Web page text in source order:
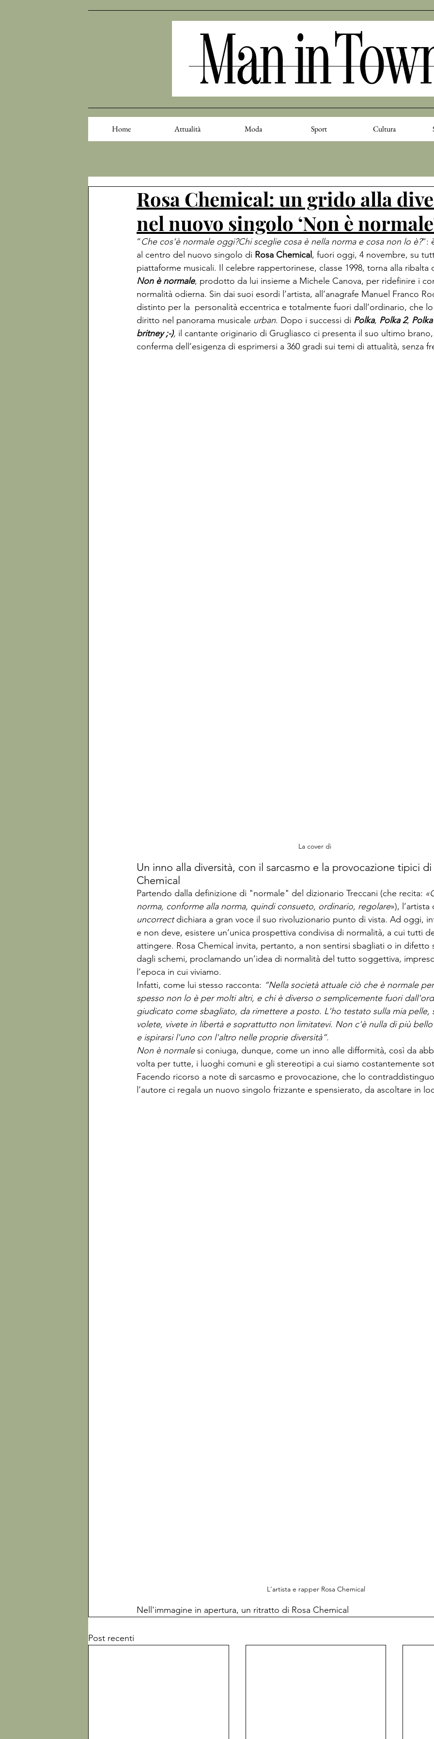
Home Attualità Moda Sport Cultura
Rosa Chemical: un grido alla
nel nuovo singolo ‘Non è
“Che cos’è normale oggi?Chi sceglie cosa è nella norma e cosa non lo è?”:
al centro del nuovo singolo di Rosa Chemical , fuori oggi, 4 novembre, su
piattaforme musicali. Il celebre rappertorinese, classe 1998, torna alla
Non è normale, prodotto da lui insieme a Michele Canova, per ridefinire i
normalità odierna. Sin dai suoi esordi l’artista, all’anagrafe Manuel Franco
distinto per la  personalità eccentrica e totalmente fuori dall’ordinario, che
diritto nel panorama musicale urban. Dopo i successi di Polka, Polka 2,
britney ;-), il cantante originario di Grugliasco ci presenta il suo ultimo
conferma dell’esigenza di esprimersi a 360 gradi sui temi di attualità, senza
La cover di
Un inno alla diversità, con il sarcasmo e la provocazione tipici
Chemical
Partendo dalla definizione di "normale" del dizionario Treccani (che recita:
norma, conforme alla norma, quindi consueto, ordinario, regolare»),
uncorrect dichiara a gran voce il suo rivoluzionario punto di vista. Ad oggi,
e non deve, esistere un’unica prospettiva condivisa di normalità, a cui tutti
attingere. Rosa Chemical invita, pertanto, a non sentirsi sbagliati o in difetto
dagli schemi, proclamando un’idea di normalità del tutto soggettiva,
l’epoca in cui viviamo.
Infatti, come lui stesso racconta: “Nella società attuale ciò che è normale
spesso non lo è per molti altri, e chi è diverso o semplicemente fuori
giudicato come sbagliato, da rimettere a posto. L'ho testato sulla mia
volete, vivete in libertà e soprattutto non limitatevi. Non c'è nulla di più
e ispirarsi l'uno con l'altro nelle proprie diversità”.
Non è normale si coniuga, dunque, come un inno alle difformità, così da
volta per tutte, i luoghi comuni e gli stereotipi a cui siamo costantemente
Facendo ricorso a note di sarcasmo e provocazione, che lo
l’autore ci regala un nuovo singolo frizzante e spensierato, da ascoltare in
L'artista e rapper Rosa Chemical
Nell'immagine in apertura, un ritratto di Rosa Chemical
Post recenti